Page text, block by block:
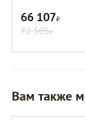
66 107Р
72 505Р
Вам также